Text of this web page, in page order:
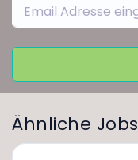
Ähnliche Jobs